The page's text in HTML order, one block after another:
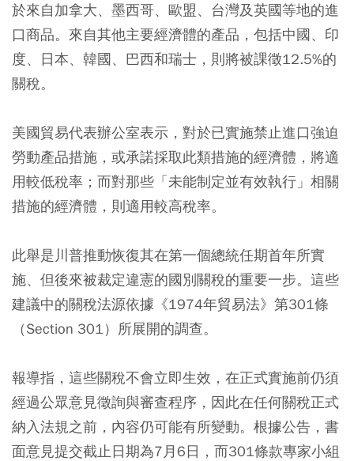
於來自加拿大、墨西哥、歐盟、台灣及英國等地的進
口商品。來自其他主要經濟體的產品，包括中國、印
度、日本、韓國、巴西和瑞士，則將被課徵12.5%的
關稅。
美國貿易代表辦公室表示，對於已實施禁止進口強迫
勞動產品措施，或承諾採取此類措施的經濟體，將適
用較低稅率；而對那些「未能制定並有效執行」相關
措施的經濟體，則適用較高稅率。
此舉是川普推動恢復其在第一個總統任期首年所實
施、但後來被裁定違憲的國別關稅的重要一步。這些
建議中的關稅法源依據《1974年貿易法》第301條
（Section 301）所展開的調查。
報導指，這些關稅不會立即生效，在正式實施前仍須
經過公眾意見徵詢與審查程序，因此在任何關稅正式
納入法規之前，內容仍可能有所變動。根據公告，書
面意見提交截止日期為7月6日，而301條款專家小組